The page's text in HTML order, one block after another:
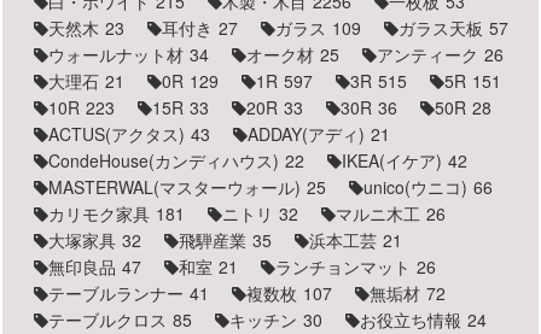
天然木 23 耳付き 27 ガラス 109 ガラス天板 57
ウォールナット材 34 オーク材 25 アンティーク 26
大理石 21 0R 129 1R 597 3R 515 5R 151
10R 223 15R 33 20R 33 30R 36 50R 28
ACTUS(アクタス) 43 ADDAY(アディ) 21
CondeHouse(カンディハウス) 22 IKEA(イケア) 42
MASTERWAL(マスターウォール) 25 unico(ウニコ) 66
カリモク家具 181 ニトリ 32 マルニ木工 26
大塚家具 32 飛騨産業 35 浜本工芸 21
無印良品 47 和室 21 ランチョンマット 26
テーブルランナー 41 複数枚 107 無垢材 72
テーブルクロス 85 キッチン 30 お役立ち情報 24